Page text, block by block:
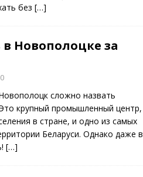
без […]
Новополоцке за
0
сложно назвать
крупный промышленный центр,
в стране, и одно из самых
Беларуси. Однако даже в
[…]